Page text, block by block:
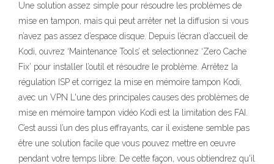
Une solution assez simple pour résoudre les problèmes de
mise en tampon, mais qui peut arrêter net la diffusion si vous
n’avez pas assez d’espace disque. Depuis l’écran d’accueil de
Kodi, ouvrez ‘Maintenance Tools’ et selectionnez ‘Zero Cache
Fix’ pour installer l’outil et résoudre le problème. Arrêtez la
régulation ISP et corrigez la mise en mémoire tampon Kodi,
avec un VPN L'une des principales causes des problèmes de
mise en mémoire tampon vidéo Kodi est la limitation des FAI.
C’est aussi l’un des plus effrayants, car il existene semble pas
être une solution facile que vous pouvez mettre en œuvre
pendant votre temps libre. De cette façon, vous obtiendrez qu'il